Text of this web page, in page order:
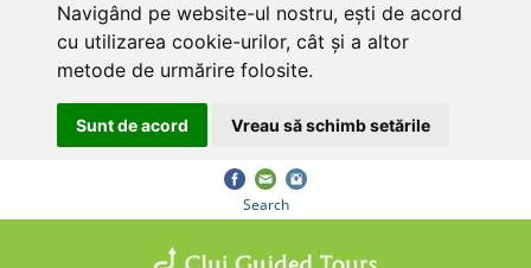
Navigând pe website-ul nostru, ești de acord
cu utilizarea cookie-urilor, cât și a altor
metode de urmărire folosite.
Sunt de acord Vreau să schimb setările
Search